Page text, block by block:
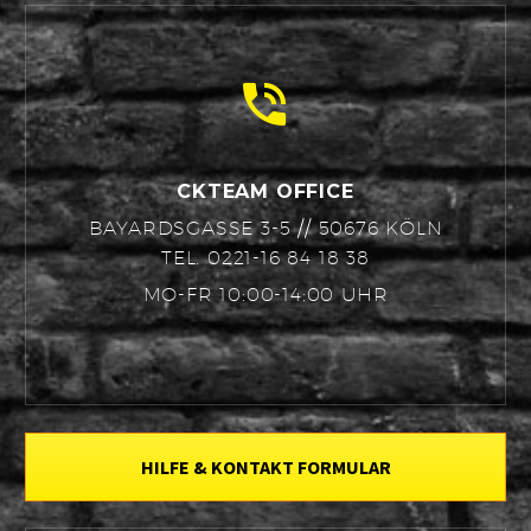


CKTEAM OFFICE
BAYARDSGASSE 3-5 // 50676 KÖLN
TEL. 0221-16 84 18 38
MO-FR 10:00-14:00 UHR
HILFE & KONTAKT FORMULAR